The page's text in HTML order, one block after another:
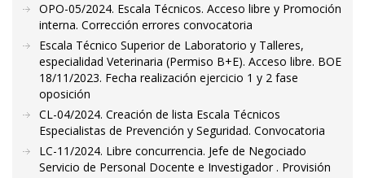
OPO-05/2024. Escala Técnicos. Acceso libre y Promoción
interna. Corrección errores convocatoria
Escala Técnico Superior de Laboratorio y Talleres,
especialidad Veterinaria (Permiso B+E). Acceso libre. BOE
18/11/2023. Fecha realización ejercicio 1 y 2 fase
oposición
CL-04/2024. Creación de lista Escala Técnicos
Especialistas de Prevención y Seguridad. Convocatoria
LC-11/2024. Libre concurrencia. Jefe de Negociado
Servicio de Personal Docente e Investigador . Provisión